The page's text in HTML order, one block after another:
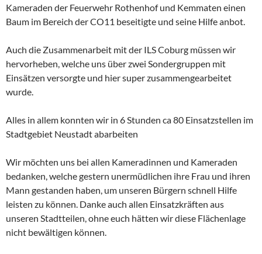
Kameraden der Feuerwehr Rothenhof und Kemmaten einen
Baum im Bereich der CO11 beseitigte und seine Hilfe anbot.
Auch die Zusammenarbeit mit der ILS Coburg müssen wir
hervorheben, welche uns über zwei Sondergruppen mit
Einsätzen versorgte und hier super zusammengearbeitet
wurde.
Alles in allem konnten wir in 6 Stunden ca 80 Einsatzstellen im
Stadtgebiet Neustadt abarbeiten
Wir möchten uns bei allen Kameradinnen und Kameraden
bedanken, welche gestern unermüdlichen ihre Frau und ihren
Mann gestanden haben, um unseren Bürgern schnell Hilfe
leisten zu können. Danke auch allen Einsatzkräften aus
unseren Stadtteilen, ohne euch hätten wir diese Flächenlage
nicht bewältigen können.